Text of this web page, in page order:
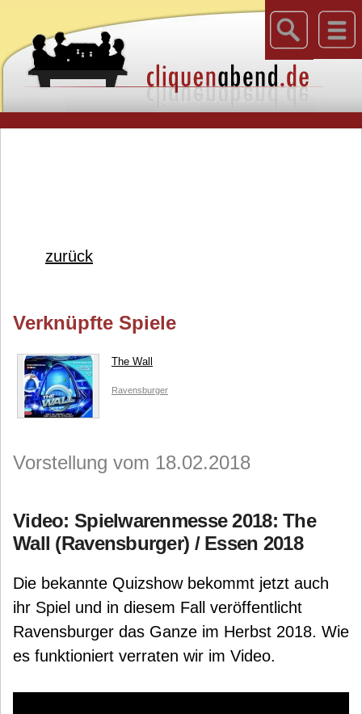
zurück
Verknüpfte Spiele
The Wall
Ravensburger
Vorstellung vom 18.02.2018
Video: Spielwarenmesse 2018: The
Wall (Ravensburger) / Essen 2018
Die bekannte Quizshow bekommt jetzt auch
ihr Spiel und in diesem Fall veröffentlicht
Ravensburger das Ganze im Herbst 2018. Wie
es funktioniert verraten wir im Video.